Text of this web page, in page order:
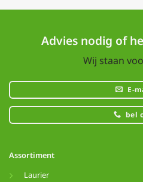
Advies nodig of
Wij staan
E-
bel
Assortiment
Laurier